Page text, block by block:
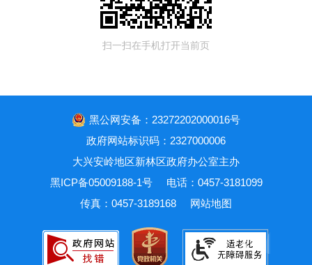
扫一扫在手机打开当前页
黑公网安备：23272202000016号
政府网站标识码：2327000006
大兴安岭地区新林区政府办公室主办
黑ICP备05009188-1号
电话：0457-3181099
传真：0457-3189168
网站地图